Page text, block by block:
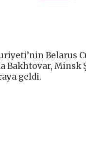
Belarus
Bakhtovar, Minsk
geldi.